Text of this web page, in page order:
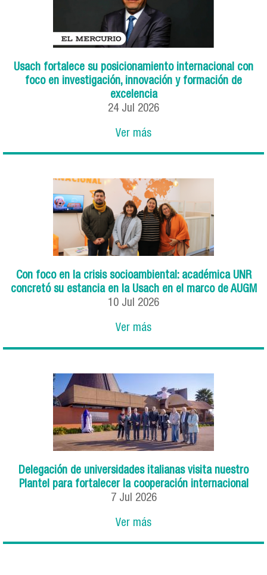
Usach fortalece su posicionamiento internacional con
foco en investigación, innovación y formación de
excelencia
24 Jul 2026
Ver más
Con foco en la crisis socioambiental: académica UNR
concretó su estancia en la Usach en el marco de AUGM
10 Jul 2026
Ver más
Delegación de universidades italianas visita nuestro
Plantel para fortalecer la cooperación internacional
7 Jul 2026
Ver más